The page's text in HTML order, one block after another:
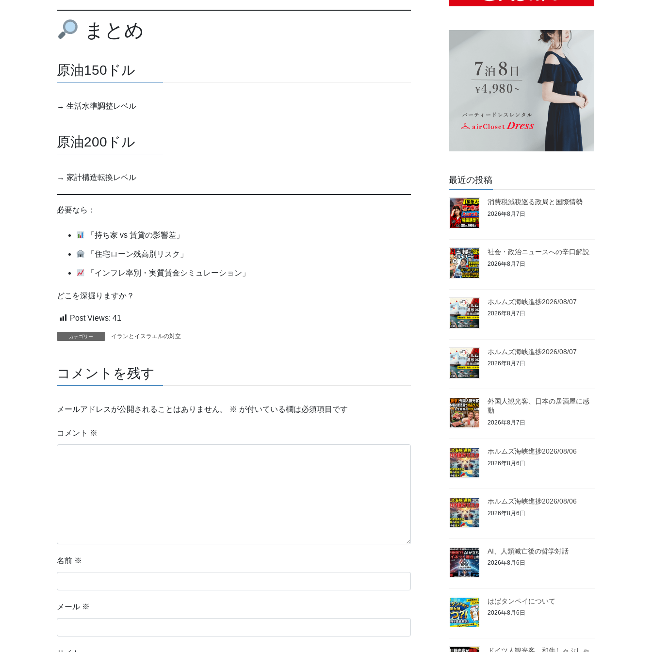
まとめ
原油150ドル
→ 生活水準調整レベル
原油200ドル
→ 家計構造転換レベル
必要なら：
「持ち家 vs 賃貸の影響差」
「住宅ローン残高別リスク」
「インフレ率別・実質賃金シミュレーション」
どこを深掘りますか？
Post Views: 41
カテゴリー イランとイスラエルの対立
コメントを残す
メールアドレスが公開されることはありません。 ※ が付いている欄は必須項目です
コメント ※
名前 ※
メール ※
最近の投稿
消費税減税巡る政局と国際情勢
2026年8月7日
社会・政治ニュースへの辛口解説
2026年8月7日
ホルムズ海峡進捗2026/08/07
2026年8月7日
ホルムズ海峡進捗2026/08/07
2026年8月7日
外国人観光客、日本の居酒屋に感
動
2026年8月7日
ホルムズ海峡進捗2026/08/06
2026年8月6日
ホルムズ海峡進捗2026/08/06
2026年8月6日
AI、人類滅亡後の哲学対話
2026年8月6日
はばタンペイについて
2026年8月6日